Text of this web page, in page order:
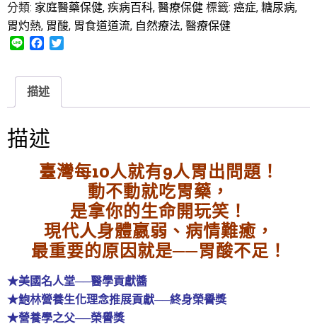
分類: 家庭醫藥保健, 疾病百科, 醫療保健 標籤: 癌症, 糖尿病,
胃灼熱, 胃酸, 胃食道道流, 自然療法, 醫療保健
e
e
b
o
k
描述
描述
臺灣每10人就有9人胃出問題！
動不動就吃胃藥，
是拿你的生命開玩笑！
現代人身體嬴弱、病情難癒，
最重要的原因就是──胃酸不足！
★美國名人堂──醫學貢獻醬
★鮑林營養生化理念推展貢獻──終身榮譽獎
★營養學之父──榮譽獎